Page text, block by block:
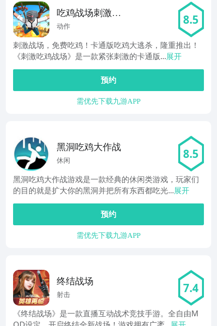
吃鸡战场刺激吃
鸡
动作 8.5
刺激战场，免费吃鸡！卡通版吃鸡大逃杀，隆重推出！
《刺激吃鸡战场》是一款紧张刺激的卡通版...展开
预约
需优先下载九游APP
黑洞吃鸡大作战
休闲 8.5
黑洞吃鸡大作战游戏是一款经典的休闲类游戏，玩家们
的目的就是扩大你的黑洞并把所有东西都吃光...展开
预约
需优先下载九游APP
终结战场
射击 7.4
《终结战场》是一款直播互动战术竞技手游。全自由M